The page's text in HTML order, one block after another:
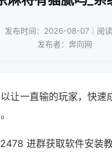
发布时间：2026-08-07｜阅
发布者：奔向网
让一直输的玩家，快速
进群获取软件安装